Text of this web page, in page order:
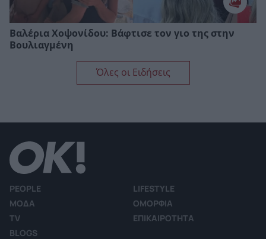
Βαλέρια Χοψονίδου: Bάφτισε τον γιο της στην
Βουλιαγμένη
Όλες οι Ειδήσεις
PEOPLE
LIFESTYLE
ΜΟΔΑ
ΟΜΟΡΦΙΑ
TV
ΕΠΙΚΑΙΡΟΤΗΤΑ
BLOGS